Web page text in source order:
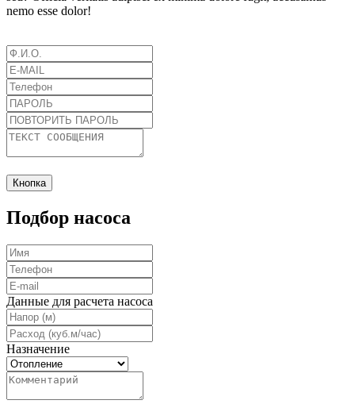
nemo esse dolor!
Кнопка
Подбор насоса
Данные для расчета насоса
Назначение